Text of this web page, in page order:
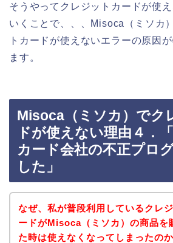
そうやってクレジットカードが使
いくことで、、、Misoca（ミソカ
トカードが使えないエラーの原因
ます。
Misoca（ミソカ）でク
ドが使えない理由４．
カード会社の不正プロ
した」
なぜ、私が普段利用しているクレ
ードがMisoca（ミソカ）の商品を
た時は使えなくなってしまったの